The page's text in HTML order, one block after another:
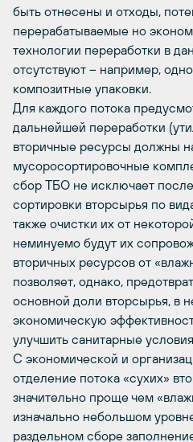
быть отнесены и отходы,
перерабатываемые но
технологии переработки в
отсутствуют – например,
композитные упаковки.
Для каждого потока
дальнейшей переработки
вторичные ресурсы должны
мусоросортировочные
сбор ТБО не исключает
сортировки вторсырья по
также очистки их от
неминуемо будут их
вторичных ресурсов от
позволяет, однако,
основной доли вторсырья, в
экономическую
улучшить санитарные
С экономической и
отделение потока «сухих»
значительно проще чем
изначально небольшом
раздельном сборе